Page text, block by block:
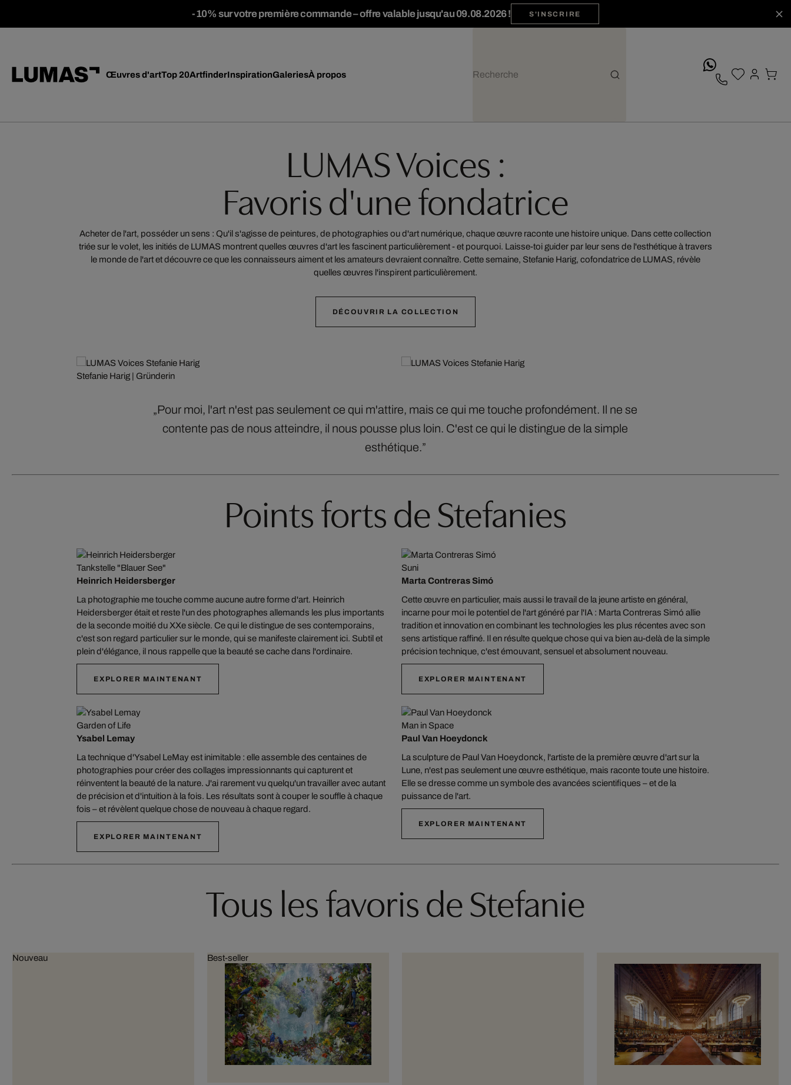
-10% sur votre première commande – offre valable jusqu'au 09.08.2026 ! S'INSCRIRE
Œuvres d'artTop 20ArtfinderInspirationGaleriesÀ propos
LUMAS Voices :
Favoris d'une fondatrice
Acheter de l'art, posséder un sens : Qu'il s'agisse de peintures, de photographies ou d'art numérique, chaque œuvre raconte une histoire unique. Dans cette collection
triée sur le volet, les initiés de LUMAS montrent quelles œuvres d'art les fascinent particulièrement - et pourquoi. Laisse-toi guider par leur sens de l'esthétique à travers
le monde de l'art et découvre ce que les connaisseurs aiment et les amateurs devraient connaître. Cette semaine, Stefanie Harig, cofondatrice de LUMAS, révèle
quelles œuvres l'inspirent particulièrement.
DÉCOUVRIR LA COLLECTION
Stefanie Harig | Gründerin
„Pour moi, l'art n'est pas seulement ce qui m'attire, mais ce qui me touche profondément. Il ne se
contente pas de nous atteindre, il nous pousse plus loin. C'est ce qui le distingue de la simple
esthétique.”
Points forts de Stefanies
Tankstelle "Blauer See"
Heinrich Heidersberger
La photographie me touche comme aucune autre forme d'art. Heinrich
Heidersberger était et reste l'un des photographes allemands les plus importants
de la seconde moitié du XXe siècle. Ce qui le distingue de ses contemporains,
c'est son regard particulier sur le monde, qui se manifeste clairement ici. Subtil et
plein d'élégance, il nous rappelle que la beauté se cache dans l'ordinaire.
EXPLORER MAINTENANT
Garden of Life
Ysabel Lemay
La technique d'Ysabel LeMay est inimitable : elle assemble des centaines de
photographies pour créer des collages impressionnants qui capturent et
réinventent la beauté de la nature. J'ai rarement vu quelqu'un travailler avec autant
de précision et d'intuition à la fois. Les résultats sont à couper le souffle à chaque
fois – et révèlent quelque chose de nouveau à chaque regard.
EXPLORER MAINTENANT
Suni
Marta Contreras Simó
Cette œuvre en particulier, mais aussi le travail de la jeune artiste en général,
incarne pour moi le potentiel de l'art généré par l'IA : Marta Contreras Simó allie
tradition et innovation en combinant les technologies les plus récentes avec son
sens artistique raffiné. Il en résulte quelque chose qui va bien au-delà de la simple
précision technique, c'est émouvant, sensuel et absolument nouveau.
EXPLORER MAINTENANT
Man in Space
Paul Van Hoeydonck
La sculpture de Paul Van Hoeydonck, l'artiste de la première œuvre d'art sur la
Lune, n'est pas seulement une œuvre esthétique, mais raconte toute une histoire.
Elle se dresse comme un symbole des avancées scientifiques – et de la
puissance de l'art.
EXPLORER MAINTENANT
Tous les favoris de Stefanie
Nouveau Best-seller